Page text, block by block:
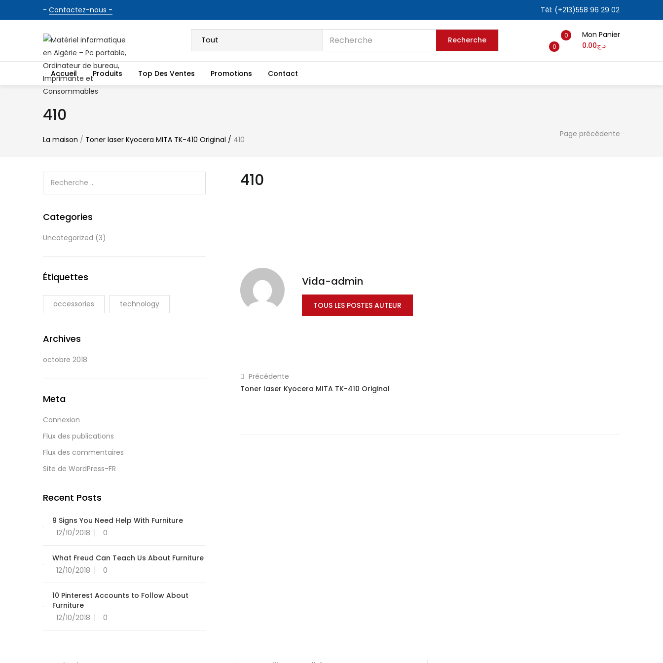
- Contactez-nous - Tél: (+213)558 96 29 02
Recherche
0
0
Mon Panier
د.ج0.00
Accueil Produits Top Des Ventes Promotions Contact
410
La maison / Toner laser Kyocera MITA TK-410 Original / 410
Page précédente
410
Vida-admin
TOUS LES POSTES AUTEUR
Précédente
Toner laser Kyocera MITA TK-410 Original
Categories
Uncategorized (3)
Étiquettes
accessories technology
Archives
octobre 2018
Meta
Connexion
Flux des publications
Flux des commentaires
Site de WordPress-FR
Recent Posts
9 Signs You Need Help With Furniture
12/10/2018
0
What Freud Can Teach Us About Furniture
12/10/2018
0
10 Pinterest Accounts to Follow About
Furniture
12/10/2018
0